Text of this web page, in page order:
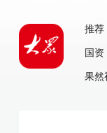
推荐
国资
果然